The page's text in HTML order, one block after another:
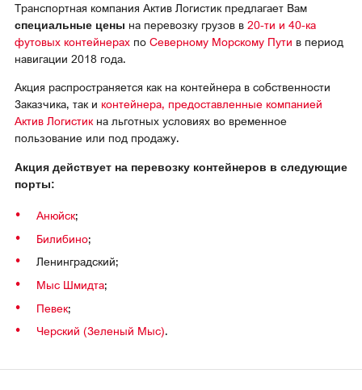
Камчатский край
Таймыр (Красноярский край)
Архангельская область
Магаданская область
Ямало-Ненецкий АО
Документы для отправки/получения
Законодательные акты
Вакансии
Реквизиты
Транспортная компания Актив Логистик предлагает Вам
специальные цены на перевозку грузов в 20-ти и 40-ка
футовых контейнерах по Северному Морскому Пути в период
навигации 2018 года.
Акция распространяется как на контейнера в собственности
Заказчика, так и контейнера, предоставленные компанией
Актив Логистикна льготных условиях во временное
пользование или под продажу.
Акция действует на перевозку контейнеров в следующие
порты:
Анюйск;
Билибино;
Ленинградский;
Мыс Шмидта;
Певек;
Черский (Зеленый Мыс).